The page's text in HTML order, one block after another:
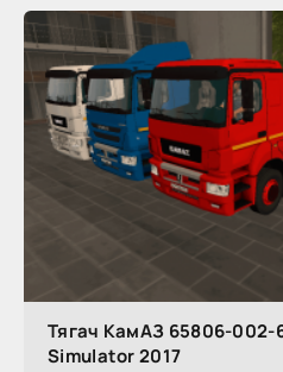
Тягач КамАЗ 65806-002-
Simulator 2017